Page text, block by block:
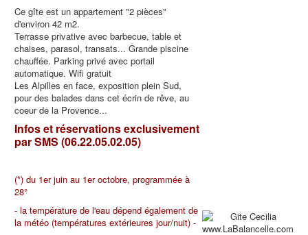
Ce gîte est un appartement "2 pièces"
d'environ 42 m2.
Terrasse privative avec barbecue, table et
chaises, parasol, transats... Grande piscine
chauffée. Parking privé avec portail
automatique. Wifi gratuit
Les Alpilles en face, exposition plein Sud,
pour des balades dans cet écrin de rêve, au
coeur de la Provence...
Infos et réservations exclusivement
par SMS (06.22.05.02.05)
(*) du 1er juin au 1er octobre, programmée à
28°
- la température de l'eau dépend également de
la météo (températures extérieures jour/nuit) -